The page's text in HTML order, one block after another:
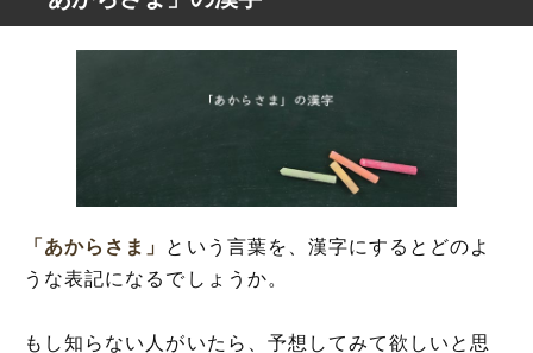
「あからさま」 という言葉を、漢字にするとどのよ
うな表記になるでしょうか。
もし知らない人がいたら、予想してみて欲しいと思